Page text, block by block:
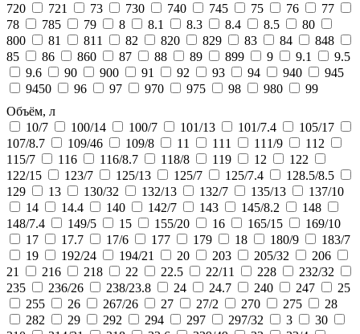
720
721 73 730 740 745 75 76
77
78
785 79 8 8.1 8.3 8.4 8.5
80
800
81 811 82 820 829 83 84
848
85
86 860 87 88 89 899 9 9.1
9.5
9.6
90 900 91 92 93 94 940
945
9450
96 97 970 975 98 980
99
Объём, л
10/7
100/14 100/7 101/13 101/7.4
105/17
107/8.7
109/46 109/8 11 111 111/9
112
115/7
116 116/8.7 118/8 119 12
122
122/15
123/7 125/13 125/7 125/7.4
128.5/8.5
129
13 130/32 132/13 132/7 135/13
137/10
14
14.4 140 142/7 143 145/8.2
148
148/7.4
149/5 15 155/20 16 165/15
169/10
17
17.7 17/6 177 179 18 180/9
183/7
19
192/24 194/21 20 203 205/32
206
21
216 218 22 22.5 22/11 228
232/32
235
236/26 238/23.8 24 24.7 240 247
25
255
26 267/26 27 27/2 270 275
28
282
29 292 294 297 297/32 3
30